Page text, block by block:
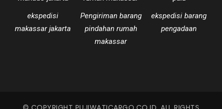
ekspedisi
makassar jakarta
Pengiriman barang
pindahan rumah
makassar
ekspedisi barang
pengadaan